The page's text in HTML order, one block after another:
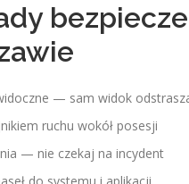
— sam widok
ruchu wokół posesji
— nie czekaj na incydent